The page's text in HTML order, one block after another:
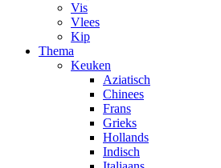
Vis
Vlees
Kip
Thema
Keuken
Aziatisch
Chinees
Frans
Grieks
Hollands
Indisch